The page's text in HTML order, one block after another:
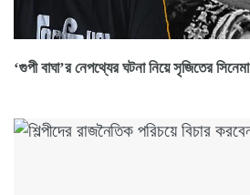
‘গুপী বাঘা’র নেপথ্যের ঘটনা নিয়ে সৃজিতের সিনেমা